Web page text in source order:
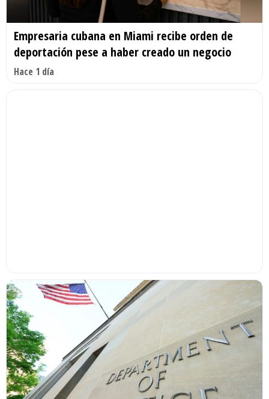
Empresaria cubana en Miami recibe orden de
deportación pese a haber creado un negocio
Hace 1 día